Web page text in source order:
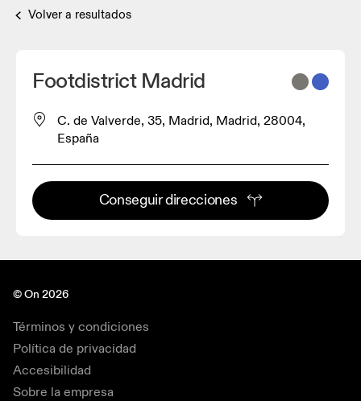
Volver a resultados
Footdistrict Madrid
C. de Valverde, 35, Madrid, Madrid, 28004,
España
Conseguir direcciones
© On 2026
Términos y condiciones
Política de privacidad
Accesibilidad
Sobre la empresa